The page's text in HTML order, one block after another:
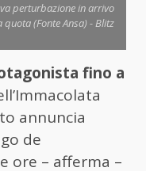
perturbazione in arrivo
(Fonte Ansa) - Blitz
fino a
annuncia
de
ore – afferma –